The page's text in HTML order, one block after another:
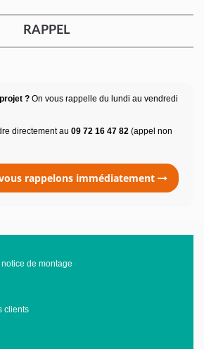
RAPPEL
? On vous rappelle du lundi au vendredi
directement au 09 72 16 47 82 (appel non
rappelons immédiatement
de montage
clients